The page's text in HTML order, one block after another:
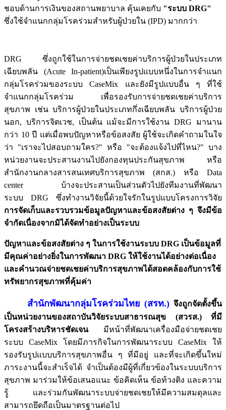
ชอบด้านการเงินของสถานพยาบาล คุ้นเคยกับ "ระบบ DRG"
ซึ่งใช้จำแนกกลุ่มโรคร่วมสำหรับผู้ป่วยใน (IPD) มากกว่า
DRG ซึ่งถูกใช้ในการจ่ายชดเชยค่าบริการผู้ป่วยในประเภท
เฉียบพลัน (Acute In-patient)เป็นเพียงรูปแบบหนึ่งในการจำแนก
กลุ่มโรคร่วมของระบบCaseMix และยังมีรูปแบบอื่น ๆ ที่ใช้
จำแนกกลุ่มโรคร่วม เพื่อรองรับการจ่ายชดเชยค่าบริการ
สุขภาพ เช่น บริการผู้ป่วยในประเภทกึ่งเฉียบพลัน บริการผู้ป่วย
นอก, บริการจิตเวช, เป็นต้น แม้จะมีการใช้งานDRG มานาน
กว่า 10 ปี แต่เมื่อพบปัญหาหรือข้อสงสัย ผู้ใช้จะเกิดคำถามในใจ
ว่า "เราจะไปสอบถามใคร?" หรือ "จะต้องแจ้งไปที่ไหน?" บาง
หน่วยงานจะประสานงานไปยังกองทุนประกันสุขภาพ หรือ
สำนักงานกลางสารสนเทศบริการสุขภาพ (สกส.) หรือ Data
center บ้างจะประสานเป็นส่วนตัวไปยังทีมงานที่พัฒนา
ระบบ DRG ซึ่งทำงานวิจัยนี้ด้วยใจรักในรูปแบบโครงการวิจัย
การจัดเก็บและรวบรวมข้อมูลปัญหาและข้อสงสัยต่าง ๆ จึงมีข้อ
จำกัดเนื่องจากมิได้จัดทำอย่างเป็นระบบ
ปัญหาและข้อสงสัยต่าง ๆ ในการใช้งานระบบ DRG เป็นข้อมูลที่
มีคุณค่าอย่างยิ่งในการพัฒนา DRG ให้ใช้งานได้อย่างต่อเนื่อง
และคำนวณจ่ายชดเชยค่าบริการสุขภาพได้สอดคล้องกับการใช้
ทรัพยากรสุขภาพที่คุ้มค่า
สำนักพัฒนากลุ่มโรคร่วมไทย (สรท.) จึงถูกจัดตั้งขึ้น
เป็นหน่วยงานของสถาบันวิจัยระบบสาธารณสุข (สวรส.) ที่มี
โครงสร้างบริหารชัดเจน
มีหน้าที่พัฒนาเครื่องมือจ่ายชดเชย
ระบบ CaseMix โดยมีภารกิจในการพัฒนาระบบ CaseMix ให้
รองรับรูปแบบบริการสุขภาพอื่น ๆ ที่มีอยู่ และที่จะเกิดขึ้นใหม่
ภาระงานนี้จะสำเร็จได้ จำเป็นต้องมีผู้ที่เกี่ยวข้องในระบบบริการ
สุขภาพ มาร่วมให้ข้อเสนอแนะ ข้อคิดเห็น ข้อท้วงติง และความ
รู้ และร่วมกันพัฒนาระบบจ่ายชดเชยให้มีความสมดุลและ
สามารถยึดถือเป็นมาตรฐานต่อไป